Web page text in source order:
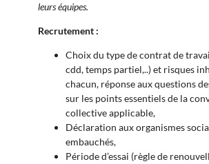
leurs équipes.
Recrutement :
Choix du type de contrat de
cdd, temps partiel,..) et risques
chacun, réponse aux questions
sur les points essentiels de la
collective applicable,
Déclaration aux organismes
embauchés,
Période d’essai (règle de